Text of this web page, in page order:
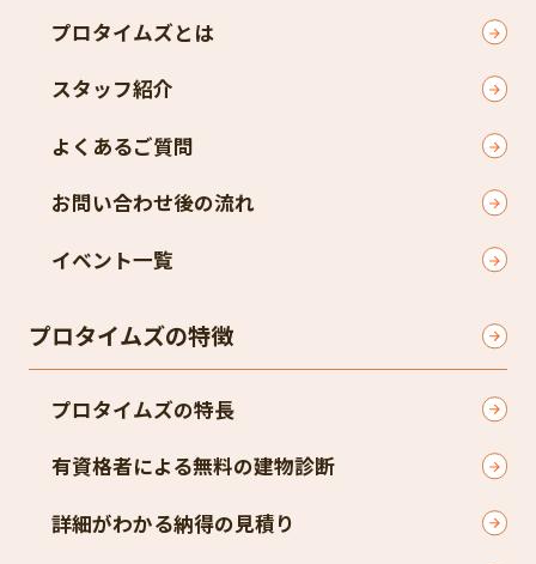
プロタイムズとは
スタッフ紹介
よくあるご質問
お問い合わせ後の流れ
イベント一覧
プロタイムズの特徴
プロタイムズの特長
有資格者による無料の建物診断
詳細がわかる納得の見積り